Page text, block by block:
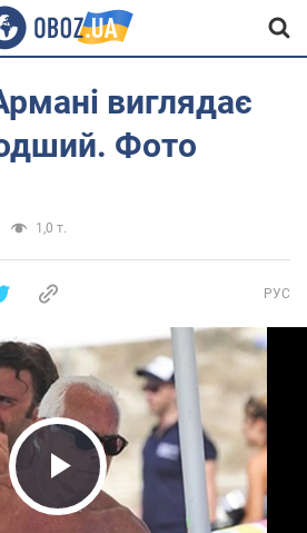
виглядає
Фото
1,0 т.
РУС
Play Video